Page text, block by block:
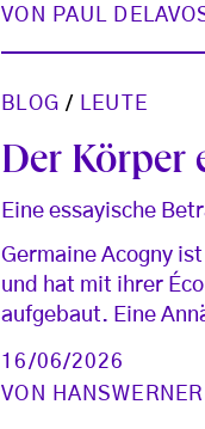
VON
PAUL
BLOG / LEUTE
Der Körper
Eine essayische
Germaine Acogny
und hat mit ihrer
aufgebaut. Eine
16/06/2026
VON